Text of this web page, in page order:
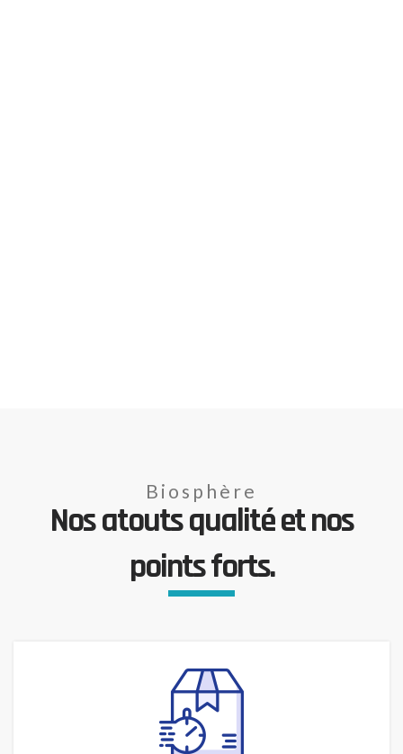
Biosphère
Nos atouts qualité et nos
points forts.